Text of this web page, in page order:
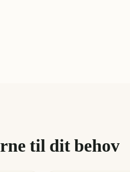
til dit behov